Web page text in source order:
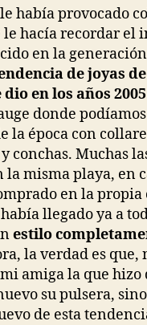
había provocado
le hacía recordar el
en la generación
de joyas
en los años
donde
la época con
conchas. Muchas
la misma playa, en
en la propia
llegado ya a
estilo
la verdad es que,
amiga la que hizo
su pulsera,
de esta